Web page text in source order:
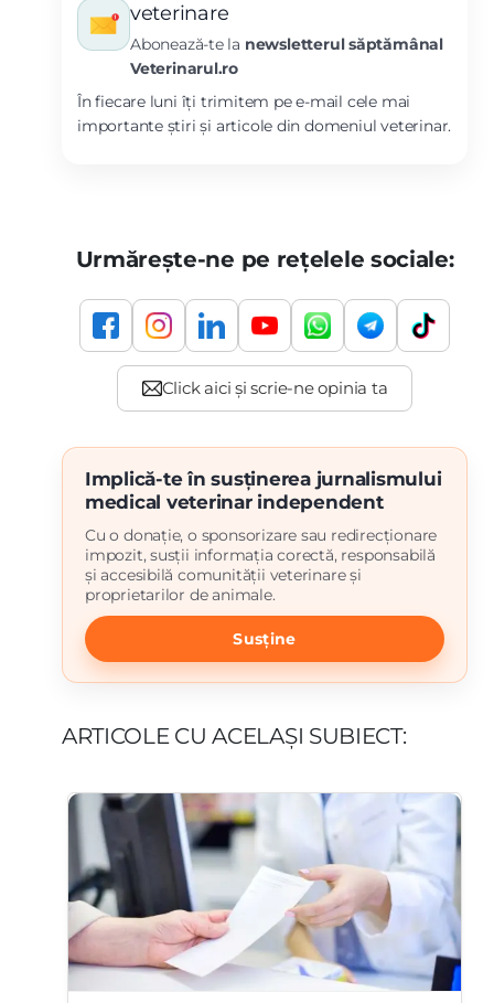
veterinare
Abonează-te la newsletterul săptămânal
Veterinarul.ro
În fiecare luni îți trimitem pe e-mail cele mai
importante știri și articole din domeniul veterinar.
Urmărește-ne pe rețelele sociale:
Implică-te în susținerea jurnalismului
medical veterinar independent
Cu o donație, o sponsorizare sau redirecționare
impozit, susții informația corectă, responsabilă
și accesibilă comunității veterinare și
proprietarilor de animale.
Susține
ARTICOLE CU ACELAȘI SUBIECT: